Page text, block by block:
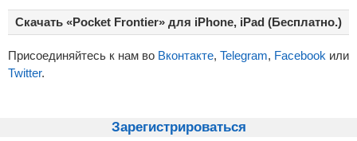
Скачать «Pocket Frontier» для iPhone, iPad (Бесплатно.)
Присоединяйтесь к нам во Вконтакте, Telegram, Facebook или
Twitter.
Зарегистрироваться